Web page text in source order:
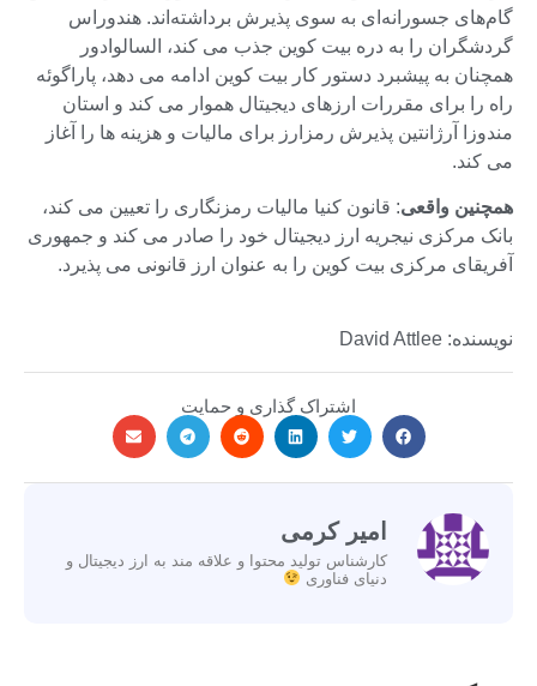
گام‌های جسورانه‌ای به سوی پذیرش برداشته‌اند. هندوراس
گردشگران را به دره بیت کوین جذب می کند، السالوادور
همچنان به پیشبرد دستور کار بیت کوین ادامه می دهد، پاراگوئه
راه را برای مقررات ارزهای دیجیتال هموار می کند و استان
مندوزا آرژانتین پذیرش رمزارز برای مالیات و هزینه ها را آغاز
می کند.
همچنین واقعی: قانون کنیا مالیات رمزنگاری را تعیین می کند،
بانک مرکزی نیجریه ارز دیجیتال خود را صادر می کند و جمهوری
آفریقای مرکزی بیت کوین را به عنوان ارز قانونی می پذیرد.
نویسنده: David Attlee
اشتراک گذاری و حمایت
امیر کرمی
کارشناس تولید محتوا و علاقه مند به ارز دیجیتال و
دنیای فناوری